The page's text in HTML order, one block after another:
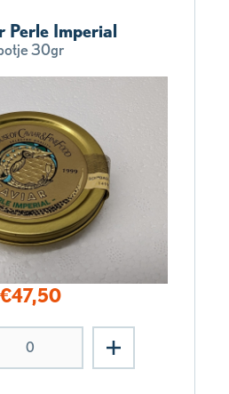
Perle Imperial
30gr
€47,50